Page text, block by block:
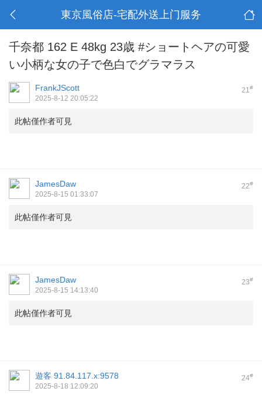
東京風俗店-宅配外送上门服务
千奈都 162 E 48kg 23歳 #ショートヘアの可愛
い小柄な女の子で色白でグラマラス
21#
FrankJScott
2025-8-12 20:05:22
此帖僅作者可見
22#
JamesDaw
2025-8-15 01:33:07
此帖僅作者可見
23#
JamesDaw
2025-8-15 14:13:40
此帖僅作者可見
24#
遊客 91.84.117.x:9578
2025-8-18 12:09:20